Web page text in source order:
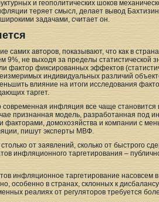
и геополитических шоков
теряет смысл, делает вывод
задачами, считает он.
самих авторов, показывают, что как в
9%, не выходя за пределы статистической
фактор фиксированных эффектов
индивидуальных различий
влияние на итоги исследования
таргет.
инфляция все чаще
признанная модель, разработанная под
факторами, домохозяйства и компании с
пишут эксперты МВФ.
от заявлений, сколько от быстрого
инфляционного таргетирования –
инфляционное таргетирование
особенно в странах, склонных к
реалиях от регуляторов требуется